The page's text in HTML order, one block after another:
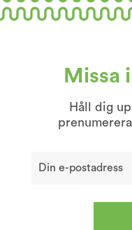
Missa
Håll dig